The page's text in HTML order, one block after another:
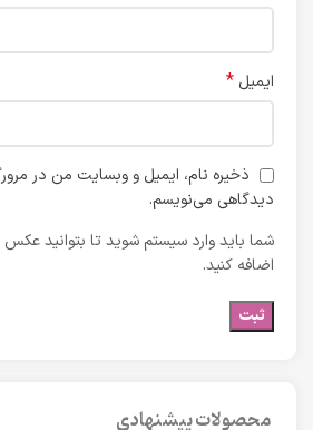
ایمیل *
ذخیره نام، ایمیل و وبسایت من در
دیدگاهی می‌نویسم.
شما باید وارد سیستم شوید تا بتوانید عکس
اضافه کنید.
محصولات پیشنهادی